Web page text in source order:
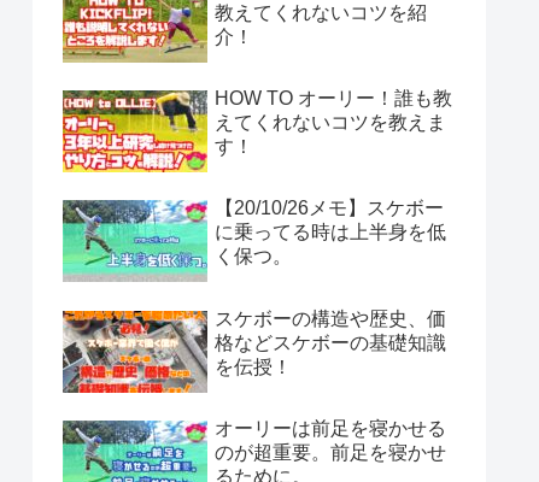
教えてくれないコツを紹
介！
HOW TO オーリー！誰も教
えてくれないコツを教えま
す！
【20/10/26メモ】スケボー
に乗ってる時は上半身を低
く保つ。
スケボーの構造や歴史、価
格などスケボーの基礎知識
を伝授！
オーリーは前足を寝かせる
のが超重要。前足を寝かせ
るために。